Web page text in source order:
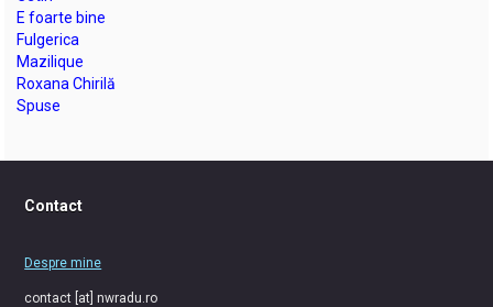
E foarte bine
Fulgerica
Mazilique
Roxana Chirilă
Spuse
Contact
Despre mine
contact [at] nwradu.ro